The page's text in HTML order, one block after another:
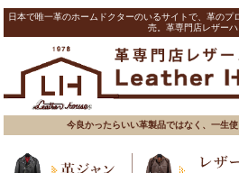
日本で唯一革のホームドクターのいるサイトで、革のプ
売。革専門店レザーハ
今良かったらいい革製品ではなく、一生